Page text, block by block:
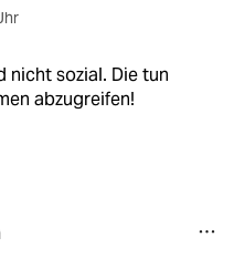
nicht sozial. Die tun
abzugreifen!